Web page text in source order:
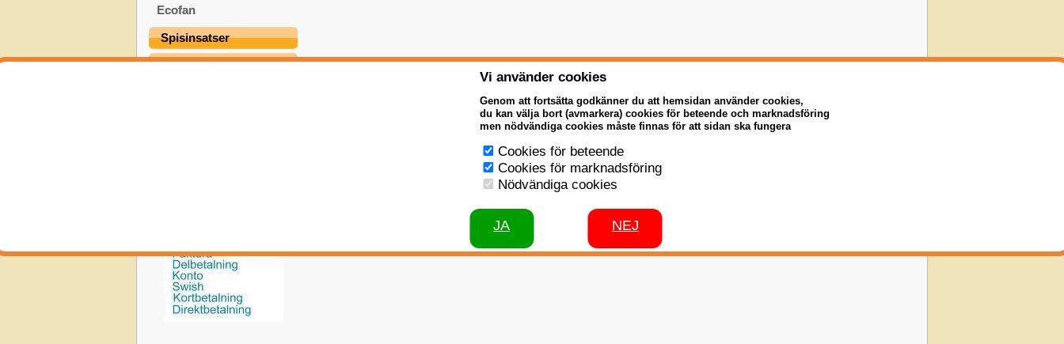
Ecofan
Spisinsatser
Stegar
Vi använder cookies
Genom att fortsätta godkänner du att hemsidan använder cookies,
du kan välja bort (avmarkera) cookies för beteende och marknadsföring
men nödvändiga cookies måste finnas för att sidan ska fungera
Cookies för beteende
Cookies för marknadsföring
Nödvändiga cookies
JA NEJ